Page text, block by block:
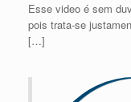
Esse video é sem
pois trata-se
[…]